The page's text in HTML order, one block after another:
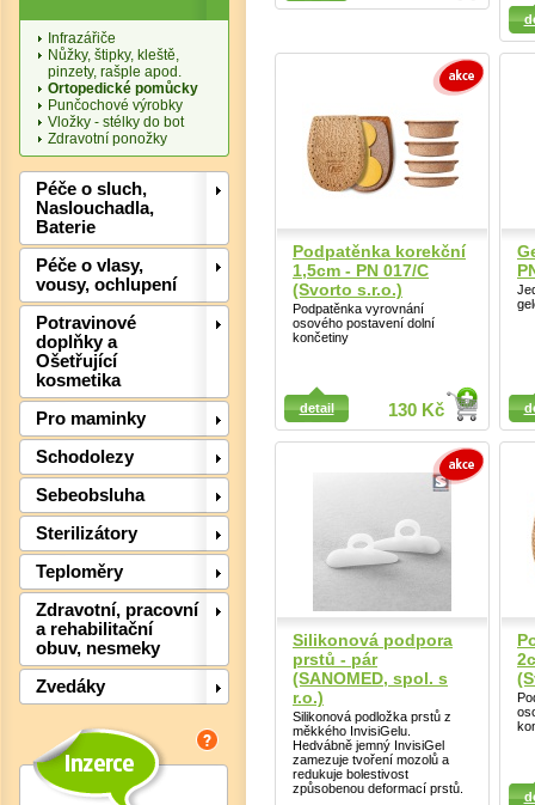
Infrazářiče
Nůžky, štipky, kleště,
pinzety, rašple apod.
Ortopedické pomůcky
Punčochové výrobky
Vložky - stélky do bot
Zdravotní ponožky
Péče o sluch,
Naslouchadla,
Baterie
Péče o vlasy,
vousy, ochlupení
Potravinové
doplňky a
Ošetřující
kosmetika
Pro maminky
Schodolezy
Sebeobsluha
Sterilizátory
Teploměry
Zdravotní, pracovní
a rehabilitační
obuv, nesmeky
Zvedáky
Podpatěnka korekční
1,5cm - PN 017/C
(Svorto s.r.o.)
Podpatěnka vyrovnání
osového postavení dolní
končetiny
130 Kč
detail
Detail
Silikonová podpora
prstů - pár
(SANOMED, spol. s
r.o.)
Silikonová podložka prstů z
měkkého InvisiGelu.
Hedvábně jemný InvisiGel
zamezuje tvoření mozolů a
redukuje bolestivost
způsobenou deformací prstů.
Detail